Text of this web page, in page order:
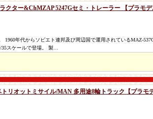
クター&ChMZAP 5247Gセミ・トレーラー 【プラモデ
1960年代からソビエト連邦及び周辺国で運用されているMAZ-
スケールで登場。 製…
リオットミサイル/MAN 多用途8輪トラック【プラモ